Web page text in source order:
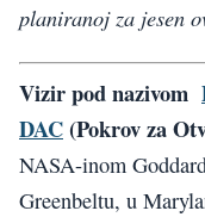
planiranoj za jesen
Vizir pod nazivom
DAC(Pokrov za
NASA-inom
Greenbeltu, u